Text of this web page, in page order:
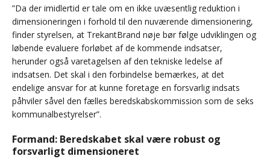
”Da der imidlertid er tale om en ikke uvæsentlig reduktion i
dimensioneringen i forhold til den nuværende dimensionering,
finder styrelsen, at TrekantBrand nøje bør følge udviklingen og
løbende evaluere forløbet af de kommende indsatser,
herunder også varetagelsen af den tekniske ledelse af
indsatsen. Det skal i den forbindelse bemærkes, at det
endelige ansvar for at kunne foretage en forsvarlig indsats
påhviler såvel den fælles beredskabskommission som de seks
kommunalbestyrelser”.
Formand: Beredskabet skal være robust og
forsvarligt dimensioneret